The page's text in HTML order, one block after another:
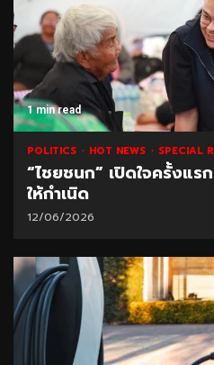
1 min read
POLITICS HOT NEWS SPECIAL
“ไชยชนก” เปิดใจครั้งแ
ให้กำเนิด
12/06/2026